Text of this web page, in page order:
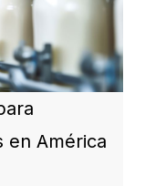
en América